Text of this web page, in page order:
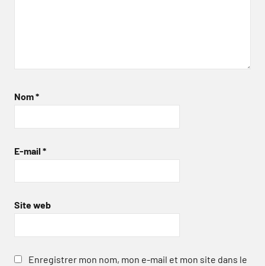
Nom*
E-mail *
Site web
Enregistrer mon nom, mon e-mail et mon site dans le